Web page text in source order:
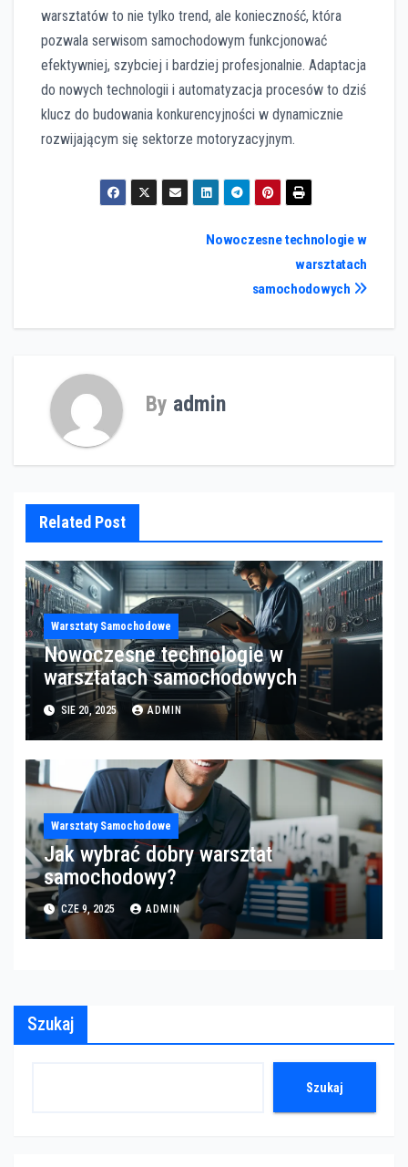
warsztatów to nie tylko trend, ale konieczność, która
pozwala serwisom samochodowym funkcjonować
efektywniej, szybciej i bardziej profesjonalnie. Adaptacja
do nowych technologii i automatyzacja procesów to dziś
klucz do budowania konkurencyjności w dynamicznie
rozwijającym się sektorze motoryzacyjnym.
Nowoczesne technologie w
warsztatach
samochodowych
By admin
Related Post
Warsztaty Samochodowe
Nowoczesne technologie w
warsztatach samochodowych
SIE 20, 2025 ADMIN
Warsztaty Samochodowe
Jak wybrać dobry warsztat
samochodowy?
CZE 9, 2025 ADMIN
Szukaj
Szukaj